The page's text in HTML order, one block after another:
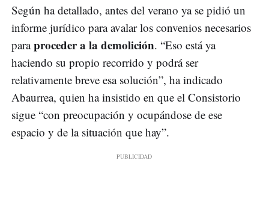
Según ha detallado, antes del verano ya se pidió un
informe jurídico para avalar los convenios necesarios
paraproceder a la demolición. “Eso está ya
haciendo su propio recorrido y podrá ser
relativamente breve esa solución”, ha indicado
Abaurrea, quien ha insistido en que el Consistorio
sigue “con preocupación y ocupándose de ese
espacio y de la situación que hay”.